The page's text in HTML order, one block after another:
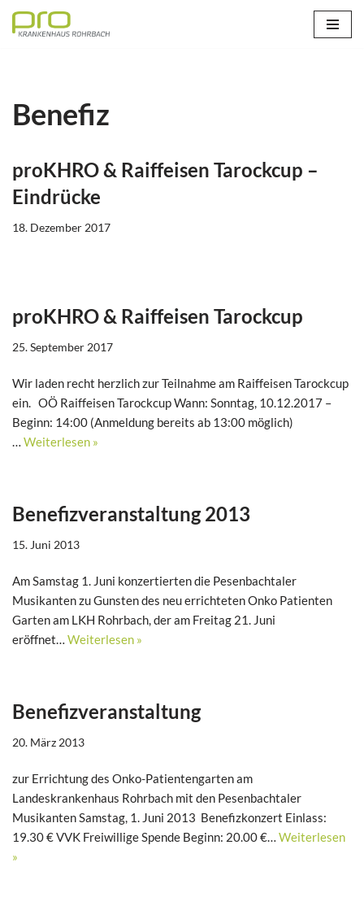
Benefiz
proKHRO & Raiffeisen Tarockcup –
Eindrücke
18. Dezember 2017
proKHRO & Raiffeisen Tarockcup
25. September 2017
Wir laden recht herzlich zur Teilnahme am Raiffeisen Tarockcup
ein. OÖ Raiffeisen Tarockcup Wann: Sonntag, 10.12.2017 –
Beginn: 14:00 (Anmeldung bereits ab 13:00 möglich)
… Weiterlesen »
Benefizveranstaltung 2013
15. Juni 2013
Am Samstag 1. Juni konzertierten die Pesenbachtaler
Musikanten zu Gunsten des neu errichteten Onko Patienten
Garten am LKH Rohrbach, der am Freitag 21. Juni
eröffnet… Weiterlesen »
Benefizveranstaltung
20. März 2013
zur Errichtung des Onko-Patientengarten am
Landeskrankenhaus Rohrbach mit den Pesenbachtaler
Musikanten Samstag, 1. Juni 2013 Benefizkonzert Einlass:
19.30 € VVK Freiwillige Spende Beginn: 20.00 €… Weiterlesen
»